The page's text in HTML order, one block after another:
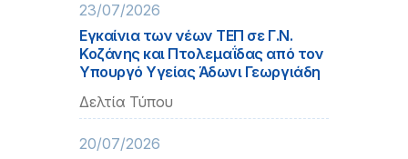
23/07/2026
Εγκαίνια των νέων ΤΕΠ σε Γ.Ν.
Κοζάνης και Πτολεμαΐδας από τον
Υπουργό Υγείας Άδωνι Γεωργιάδη
Δελτία Τύπου
20/07/2026